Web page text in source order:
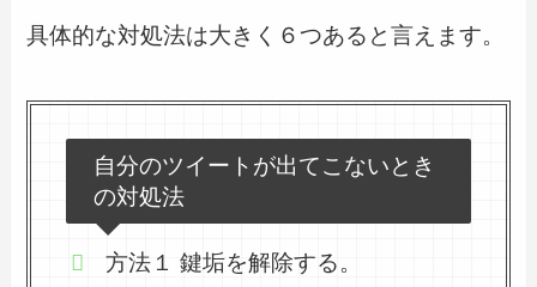
具体的な対処法は大きく６つあると言えます。
自分のツイートが出てこないとき
の対処法
方法１ 鍵垢を解除する。